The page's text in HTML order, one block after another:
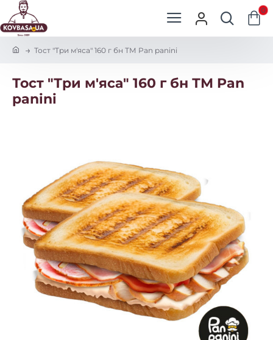
0
e
Тост "Три м'яса" 160 г бн ТМ Pan panini
Тост "Три м'яса" 160 г бн ТМ Pan
panini